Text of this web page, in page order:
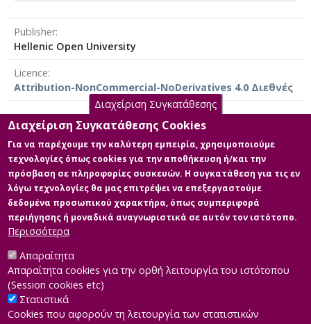
μειώσει σημαντικά τις αρνητικές επιπτώσεις,
παρέχοντας ταυτόχρονα και ανανεώσιμη ενέργεια. Η
προσφέρει σημαντικά οικονομικά και κοινωνικά
οφέλη. Για παράδειγμα, η παραγωγή βιοαερίου από
κτηνοτροφικά απόβλητα μπορεί να μειώσει τα έξοδα
ενέργειας για τις μονάδες και να δημιουργήσει
πρόσθετα έσοδα μέσω της πώλησης του
παραγόμενου βιοαερίου ή ηλεκτρικής ενέργειας. Πιο
αναλυτικά, θα εξετάσουμε εναλλακτικές τεχνολογίες
για τη διαχείριση των κτηνοτροφικών αποβλήτων
μέσα από την ανάλυση των πλέον αποδοτικών και
βιώσιμων τεχνολογιών, όπως η αναερόβια χώνευση
και η κομποστοποίηση. Η εργασία θα επισημάνει τις
πιο κατάλληλες μεθόδους που μπορούν να
εφαρμοστούν σε μελέτη περίπτωσης σε κτηνοτροφική
μονάδα του Δήμου Λαγκαδά.
Publisher
Hellenic Open University
Licence
Attribution-NonCommercial-NoDerivatives 4.0 Διεθνές
Main Files
ΔΙΠΛΩΜΑΤΙΚΗ ΕΡΓΑΣΙΑ ΤΣΑΛΙΔΟΥ
ΠΑΡΘΕΝΑ
Description: ΔΙΠΛΩΜΑΤΙΚΗ
ΕΡΓΑΣΙΑ ΤΣΑΛΙΔΟΥ ΠΑΡΘΕΝΑ 25-
Διαχείριση Συγκατάθεσης
Διαχείριση Συγκατάθεσης Cookies
Για να παρέχουμε την καλύτερη εμπειρία, χρησιμοποιούμε
τεχνολογίες όπως cookies για την αποθήκευση ή/και την
πρόσβαση σε πληροφορίες συσκευών. Η συγκατάθεση για τις εν
λόγω τεχνολογίες θα μας επιτρέψει να επεξεργαστούμε
δεδομένα προσωπικού χαρακτήρα, όπως συμπεριφορά
περιήγησης ή μοναδικά αναγνωριστικά σε αυτόν τον ιστότοπο.
Περισσότερα
Απαραίτητα
Απαραίτητα cookies για την ορθή λειτουργία του ιστότοπου
(Session cookies etc)
Στατιστικά
Cookies που αφορούν τη λειτουργία των στατιστικών